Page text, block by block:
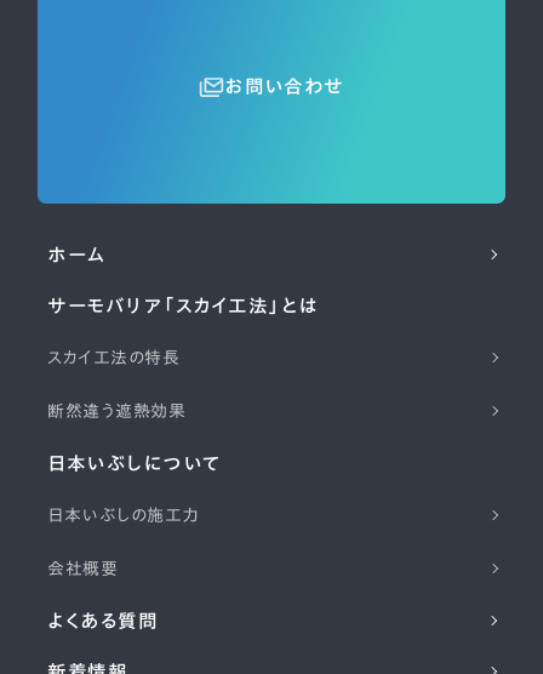
お問い合わせ
ホーム
サーモバリア「スカイ工法」とは
スカイ工法の特長
断然違う遮熱効果
日本いぶしについて
日本いぶしの施工力
会社概要
よくある質問